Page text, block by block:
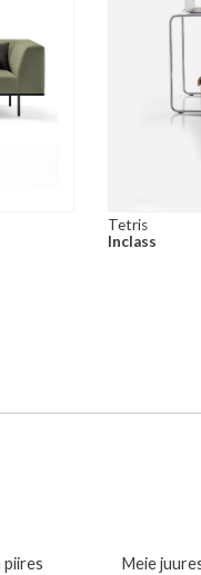
Tetris
Inclass
piires
Meie